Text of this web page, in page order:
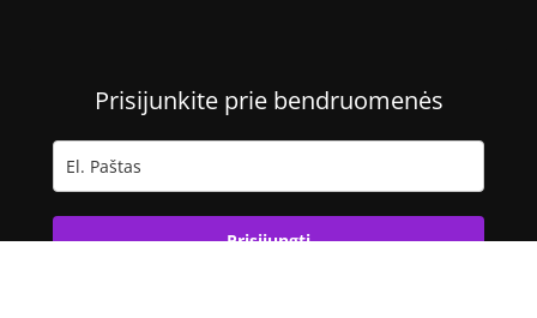
Prisijunkite prie bendruomenės
Prisijungti